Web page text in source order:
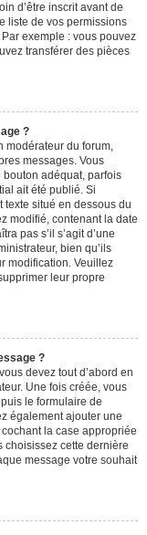
d’être inscrit avant de
liste de vos permissions
exemple : vous pouvez
transférer des pièces
?
modérateur du forum,
messages. Vous
adéquat, parfois
ait été publié. Si
texte situé en dessous du
modifié, contenant la date
pas s’il s’agit d’une
bien qu’ils
modification. Veuillez
leur propre
?
devez tout d’abord en
Une fois créée, vous
le formulaire de
également ajouter une
la case appropriée
choisissez cette dernière
message votre souhait